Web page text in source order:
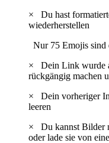
×
Du hast
wiederherstellen
Nur 75 Emojis sind
×
Dein Link wurde
rückgängig machen
×
Dein vorheriger
leeren
×
Du kannst Bilder
oder lade sie von